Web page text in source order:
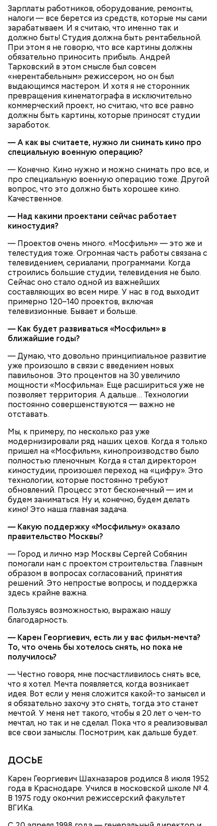
Зарплаты работников, оборудование, ремонты,
налоги — все берется из средств, которые мы сами
зарабатываем. И я считаю, что именно так и
должно быть! Студия должна быть рентабельной.
При этом я не говорю, что все картины должны
обязательно приносить прибыль. Андрей
Тарковский в этом смысле был совсем
«нерентабельным» режиссером, но он был
выдающимся мастером. И хотя я не сторонник
превращения кинематографа в исключительно
коммерческий проект, но считаю, что все равно
должны быть картины, которые приносят студии
заработок.
— А как вы считаете, нужно ли снимать кино про
специальную военную операцию?
— Конечно. Кино нужно и можно снимать про все, и
про специальную военную операцию тоже. Другой
вопрос, что это должно быть хорошее кино.
Качественное.
— Над какими проектами сейчас работает
киностудия?
— Проектов очень много. «Мосфильм» — это же и
телестудия тоже. Огромная часть работы связана с
телевидением, сериалами, программами. Когда
строились большие студии, телевидения не было.
Сейчас оно стало одной из важнейших
составляющих во всем мире. У нас в год выходит
примерно 120–140 проектов, включая
телевизионные. Бывает и больше.
— Как будет развиваться «Мосфильм» в
ближайшие годы?
— Думаю, что довольно принципиальное развитие
уже произошло в связи с введением новых
павильонов. Это процентов на 30 увеличило
мощности «Мосфильма». Еще расшириться уже не
позволяет территория. А дальше… Технологии
постоянно совершенствуются — важно не
отставать.
Мы, к примеру, по несколько раз уже
модернизировали ряд наших цехов. Когда я только
пришел на «Мосфильм», кинопроизводство было
полностью пленочным. Когда я стал директором
киностудии, произошел переход на «цифру». Это
технологии, которые постоянно требуют
обновлений. Процесс этот бесконечный — им и
будем заниматься. Ну и, конечно, будем делать
кино! Это наша главная задача.
— Какую поддержку «Мосфильму» оказало
правительство Москвы?
— Город и лично мэр Москвы Сергей Собянин
помогали нам с проектом строительства. Главным
образом в вопросах согласований, принятия
решений. Это непростые вопросы, и поддержка
здесь крайне важна.
Пользуясь возможностью, выражаю нашу
благодарность.
— Карен Георгиевич, есть ли у вас фильм-мечта?
То, что очень бы хотелось снять, но пока не
получилось?
— Честно говоря, мне посчастливилось снять все,
что я хотел. Мечта появляется, когда возникает
идея. Вот если у меня сложится какой-то замысел и
я обязательно захочу это снять, тогда это станет
мечтой. У меня нет такого, чтобы я 20 лет о чем-то
мечтал, но так и не сделал. Пока что я реализовывал
все свои замыслы. Посмотрим, как дальше будет.
ДОСЬЕ
Карен Георгиевич Шахназаров родился 8 июля 1952
года в Краснодаре. Учился в московской школе № 4.
В 1975 году окончил режиссерский факультет
ВГИКа.
Однако диетолог предупредила: не для всех дыня
может быть полезна. В первую очередь ее стоит
есть с осторожностью людям:
с сахарным диабетом;
представлен фруктозой. С одной стороны — это
хорошо, потому что дает энергию. Но важно
помнить, что сладкими дынями не нужно сильно
увлекаться, так же как и арбузами, людям с
сахарным диабетом и лишним весом, —
подчеркнула доктор.
Терапевт Кондрахин назвал
выводят токсины из организма
беременным, кормящим женщинам;
людям с ослабленной иммунной системой;
пожилым;
детям.
Вовсю идет и сезон черешни. «Вечерняя Москва»
узнала у врача — эндокринолога-диетолога
Натальи Лазуренко,как правильно есть эту ягоду